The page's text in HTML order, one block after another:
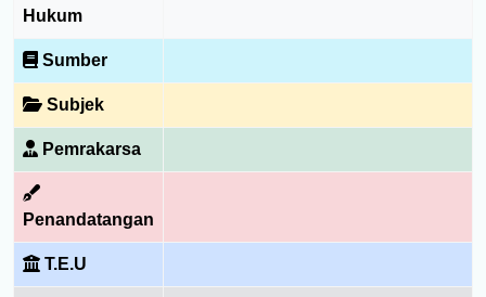
Hukum
Sumber
Subjek
Pemrakarsa
Penandatangan
T.E.U